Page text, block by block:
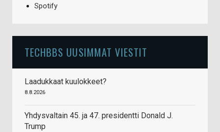
Spotify
TECHBBS UUSIMMAT VIESTIT
Laadukkaat kuulokkeet?
8.8.2026
Yhdysvaltain 45. ja 47. presidentti Donald J.
Trump